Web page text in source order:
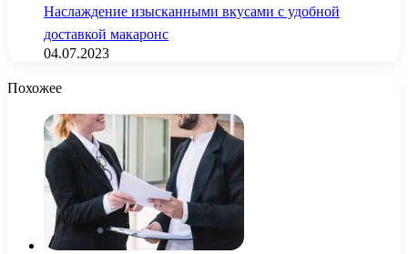
Наслаждение изысканными вкусами с удобной
доставкой макаронс
04.07.2023
Похожее